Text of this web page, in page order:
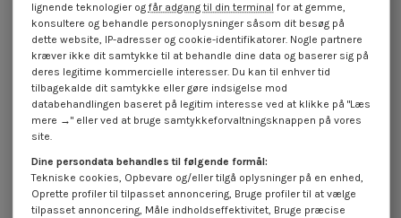
lignende teknologier ogfår adgang til din terminal for at gemme,
konsultere og behandle personoplysninger såsom dit besøg på
dette website, IP-adresser og cookie-identifikatorer. Nogle partnere
kræver ikke dit samtykke til at behandle dine data og baserer sig på
deres legitime kommercielle interesser. Du kan til enhver tid
tilbagekalde dit samtykke eller gøre indsigelse mod
databehandlingen baseret på legitim interesse ved at klikke på "Læs
mere →" eller ved at bruge samtykkeforvaltningsknappen på vores
site.
Dine persondata behandles til følgende formål:
Tekniske cookies, Opbevare og/eller tilgå oplysninger på en enhed,
Oprette profiler til tilpasset annoncering, Bruge profiler til at vælge
tilpasset annoncering, Måle indholdseffektivitet, Bruge præcise